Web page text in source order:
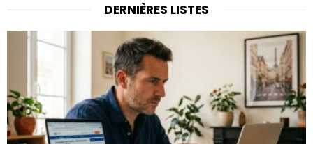
DERNIÈRES LISTES